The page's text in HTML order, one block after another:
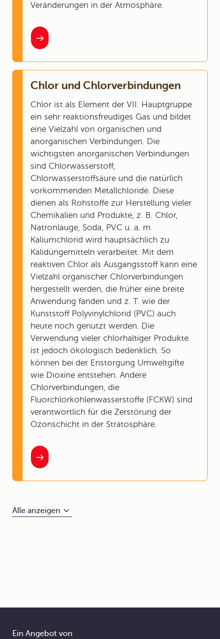
Veränderungen in der Atmosphäre.
Chlor und Chlorverbindungen
Chlor ist als Element der VII. Hauptgruppe
ein sehr reaktionsfreudiges Gas und bildet
eine Vielzahl von organischen und
anorganischen Verbindungen. Die
wichtigsten anorganischen Verbindungen
sind Chlorwasserstoff,
Chlorwasserstoffsäure und die natürlich
vorkommenden Metallchloride. Diese
dienen als Rohstoffe zur Herstellung vieler
Chemikalien und Produkte, z. B. Chlor,
Natronlauge, Soda, PVC u. a. m.
Kaliumchlorid wird hauptsächlich zu
Kalidüngemitteln verarbeitet. Mit dem
reaktiven Chlor als Ausgangsstoff kann eine
Vielzahl organischer Chlorverbindungen
hergestellt werden, die früher eine breite
Anwendung fanden und z. T. wie der
Kunststoff Polyvinylchlorid (PVC) auch
heute noch genutzt werden. Die
Verwendung vieler chlorhaltiger Produkte
ist jedoch ökologisch bedenklich. So
können bei der Enstorgung Umweltgifte
wie Dioxine entstehen. Andere
Chlorverbindungen, die
Fluorchlorkohlenwasserstoffe (FCKW) sind
verantwortlich für die Zerstörung der
Ozonschicht in der Stratosphäre.
Alle anzeigen
Ein Angebot von